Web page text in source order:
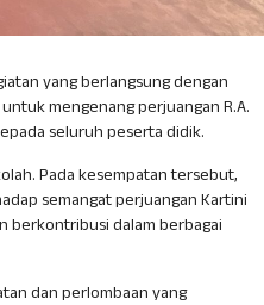
yang berlangsung dengan
mengenang perjuangan R.A.
seluruh peserta didik.
Pada kesempatan tersebut,
semangat perjuangan Kartini
berkontribusi dalam berbagai
dan perlombaan yang